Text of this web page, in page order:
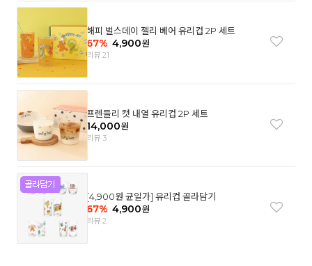
해피 벌스데이 젤리 베어 유리컵 2P 세트
67% 4,900원
리뷰 21
프렌들리 캣 내열 유리컵 2P 세트
14,000원
리뷰 3
[4,900원 균일가] 유리컵 골라담기
67% 4,900원
리뷰 2